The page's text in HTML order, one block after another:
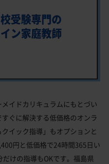
受験専門の
ン家庭教師
イドカリキュラムにもとづい
ぐに解決する低価格のオンラ
イック指導」もオプションと
円と低価格で24時間365日い
けの指導もOKです。福島県